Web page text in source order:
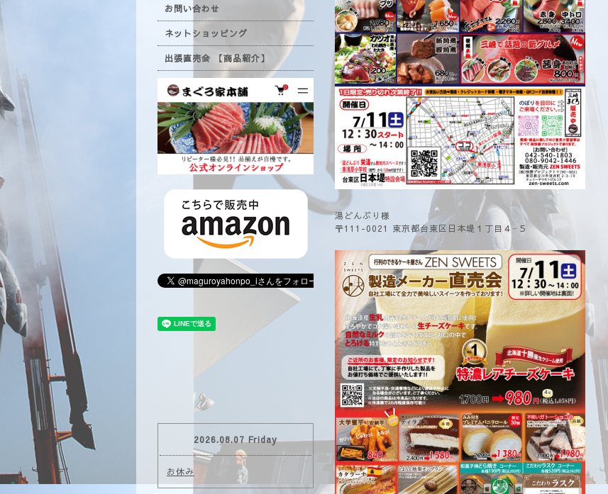
湯どんぶり様
〒111-0021 東京都台東区日本堤１丁目４−５
お問い合わせ
ネットショッピング
出張直売会 【商品紹介】
2026.08.07 Friday
お休み